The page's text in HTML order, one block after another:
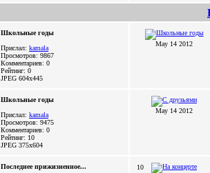
Школьные годы
Прислал: kamala
Просмотров: 9867
Комментариев: 0
Рейтинг: 0
JPEG 604x445
May 14 2012
Школьные годы
Прислал: kamala
Просмотров: 9475
Комментариев: 0
Рейтинг: 10
JPEG 375x604
May 14 2012
Последнее прижизненное...
10